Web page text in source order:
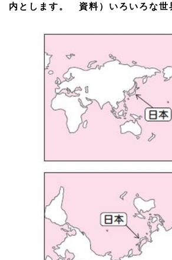
内とします。 資料）いろいろな世